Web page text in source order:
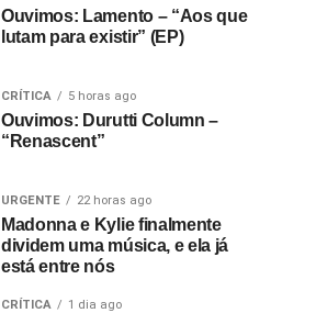
Ouvimos: Lamento – “Aos que
lutam para existir” (EP)
CRÍTICA 5 horas ago
Ouvimos: Durutti Column –
“Renascent”
URGENTE 22 horas ago
Madonna e Kylie finalmente
dividem uma música, e ela já
está entre nós
CRÍTICA 1 dia ago